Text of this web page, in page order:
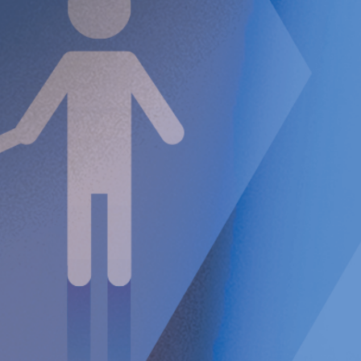
denna studie bekräftar RefluxStop® som det säkraste och
mest effektiva kirurgiska alternativet
för personer som
lider av sura uppstötningar. Under fem år fanns inga
komplikationer somretur av
förskjutningar
a produkten
kontrastsväljnings
röntgen vid 5-års uppföljningen
Dr. Zehetner betonade också den överlägsna
patientupplevelsen:
”Det är mycket uppmuntrande att se att RefluxStop har
bibehållit sin viktiga anatomiska position över tid, vilket
resulterar i utmärkta långsiktiga resultat för patienterna.
Viktigt är att RefluxStop® unikt återställer kroppens
naturliga antirefluxbarriär – vilket erbjuder oöverträffade
långsiktiga resultat och säkerhet som visats i denna studie.
Dessutom eliminerades i stort sett postoperativa
sväljsvårigheter – inga patienter behövde
matstrupen
under studien, vilket är en stor fördel jämfört
med traditionell GERD-kirurgi.”
, grundare och VD för Implantica, tillade: